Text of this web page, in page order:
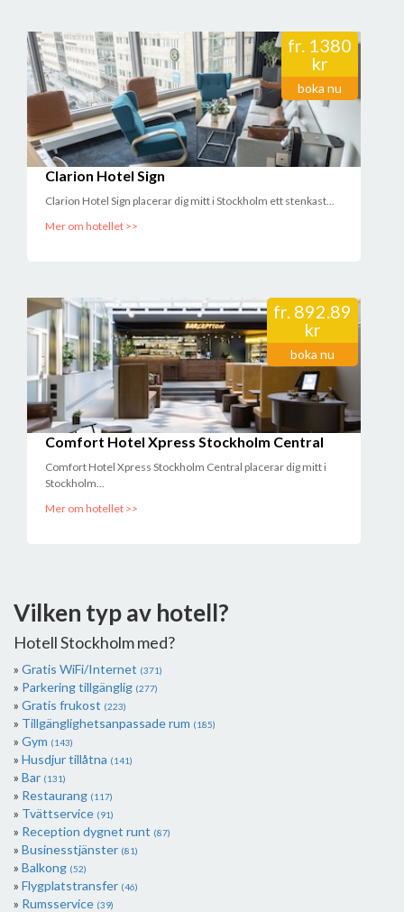
fr. 1380
kr
boka nu
Clarion Hotel Sign
Clarion Hotel Sign placerar dig mitt i Stockholm ett stenkast...
Mer om hotellet >>
fr. 892.89
kr
boka nu
Comfort Hotel Xpress Stockholm Central
Comfort Hotel Xpress Stockholm Central placerar dig mitt i
Stockholm...
Mer om hotellet >>
Vilken typ av hotell?
Hotell Stockholm med?
Gratis WiFi/Internet (371)
Parkering tillgänglig (277)
Gratis frukost (223)
Tillgänglighetsanpassade rum (185)
Gym (143)
Husdjur tillåtna (141)
Bar (131)
Restaurang (117)
Tvättservice (91)
Reception dygnet runt (87)
Businesstjänster (81)
Balkong (52)
Flygplatstransfer (46)
Rumsservice (39)